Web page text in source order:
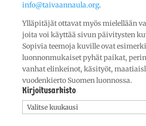
info@taivaannaula.org.
Ylläpitäjät ottavat myös mielellään
joita voi käyttää sivun päivitysten
Sopivia teemoja kuville ovat
luonnonmukaiset pyhät paikat,
vanhat elinkeinot, käsityöt,
vuodenkierto Suomen luonnossa.
Kirjoitusarkisto
Kirjoitusarkisto